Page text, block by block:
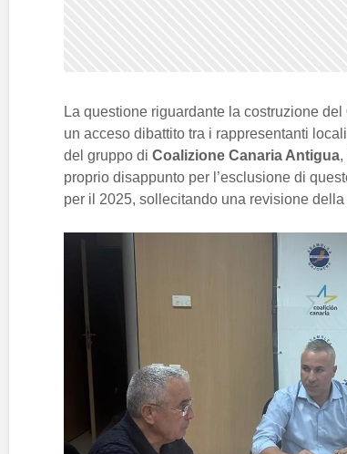
La questione riguardante la costruzione del
un acceso dibattito tra i rappresentanti locali
del gruppo di Coalizione Canaria Antigua,
proprio disappunto per l’esclusione di
per il 2025, sollecitando una revisione